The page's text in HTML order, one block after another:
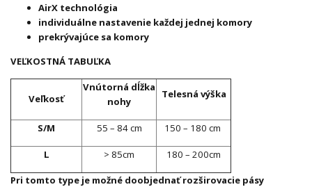
AirX technológia
individuálne nastavenie každej jednej komory
prekrývajúce sa komory
VEĽKOSTNÁ TABUĽKA
Veľkosť
Vnútorná dĺžka
nohy
Telesná výška
S/M 55 – 84 cm 150 – 180 cm
L > 85cm 180 – 200cm
Pri tomto type je možné doobjednať rozširovacie pásy